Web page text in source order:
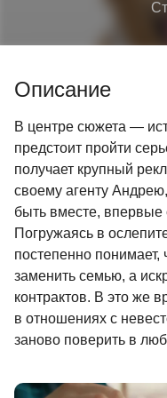
Описание
В центре сюжета —
предстоит пройти
получает крупный
своему агенту
быть вместе, впервые
Погружаясь в
постепенно понимает,
заменить семью, а
контрактов. В это же
в отношениях с
заново поверить в